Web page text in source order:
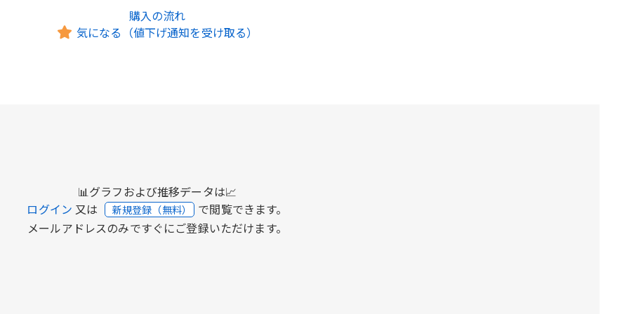
購入の流れ
気になる（値下げ通知を受け取る）
📊グラフおよび推移データは📈
ログイン 又は 新規登録（無料） で閲覧できます。
メールアドレスのみですぐにご登録いただけます。